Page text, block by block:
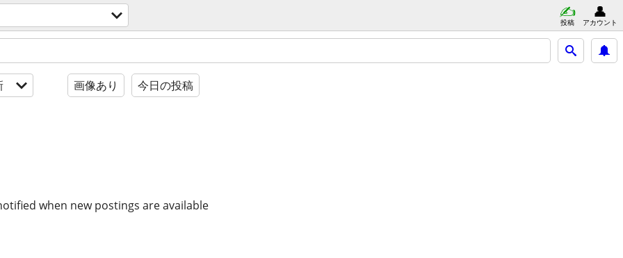
投稿 アカウント
画像あり 今日の投稿
when new postings are available